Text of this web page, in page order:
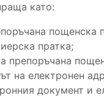
като:
пощенска
пратка;
препоръчана
на електронен
документ и